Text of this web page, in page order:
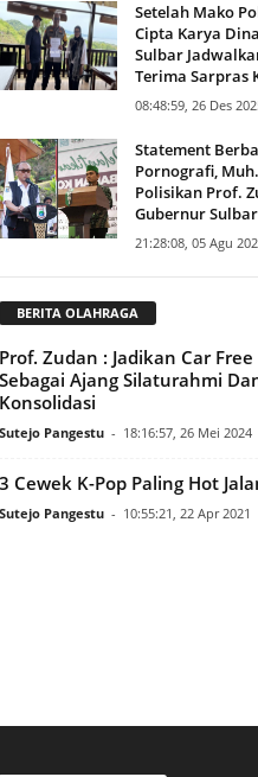
Setelah Mako
Cipta Karya
Sulbar
Terima Sarpras
08:48:59, 26 Des
Statement
Pornografi,
Polisikan Prof.
Gubernur Sulbar
21:28:08, 05 Agu
BERITA OLAHRAGA
Prof. Zudan : Jadikan Car Free
Sebagai Ajang Silaturahmi
Konsolidasi
Sutejo Pangestu - 18:16:57, 26 Mei 2024
3 Cewek K-Pop Paling Hot
Sutejo Pangestu - 10:55:21, 22 Apr 2021